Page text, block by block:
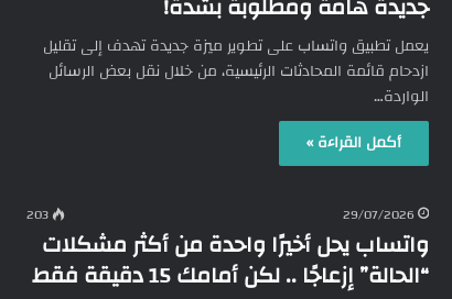
يعمل تطبيق واتساب على تطوير ميزة جديدة تهدف إلى تقليل
ازدحام قائمة المحادثات الرئيسية، من خلال نقل بعض الرسائل
الواردة…
أكمل القراءة »
29/07/2026
203
واتساب يحل أخيرًا واحدة من أكثر مشكلات
“الحالة” إزعاجًا .. لكن أمامك 15 دقيقة فقط